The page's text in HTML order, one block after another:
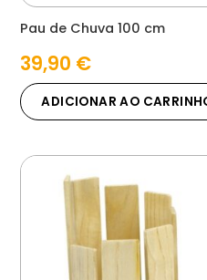
Pau de Chuva 100 cm
39,90 €
ADICIONAR AO